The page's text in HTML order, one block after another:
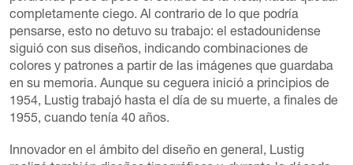
completamente ciego. Al contrario de lo que podría
pensarse, esto no detuvo su trabajo: el estadounidense
siguió con sus diseños, indicando combinaciones de
colores y patrones a partir de las imágenes que guardaba
en su memoria. Aunque su ceguera inició a principios de
1954, Lustig trabajó hasta el día de su muerte, a finales de
1955, cuando tenía 40 años.
Innovador en el ámbito del diseño en general, Lustig